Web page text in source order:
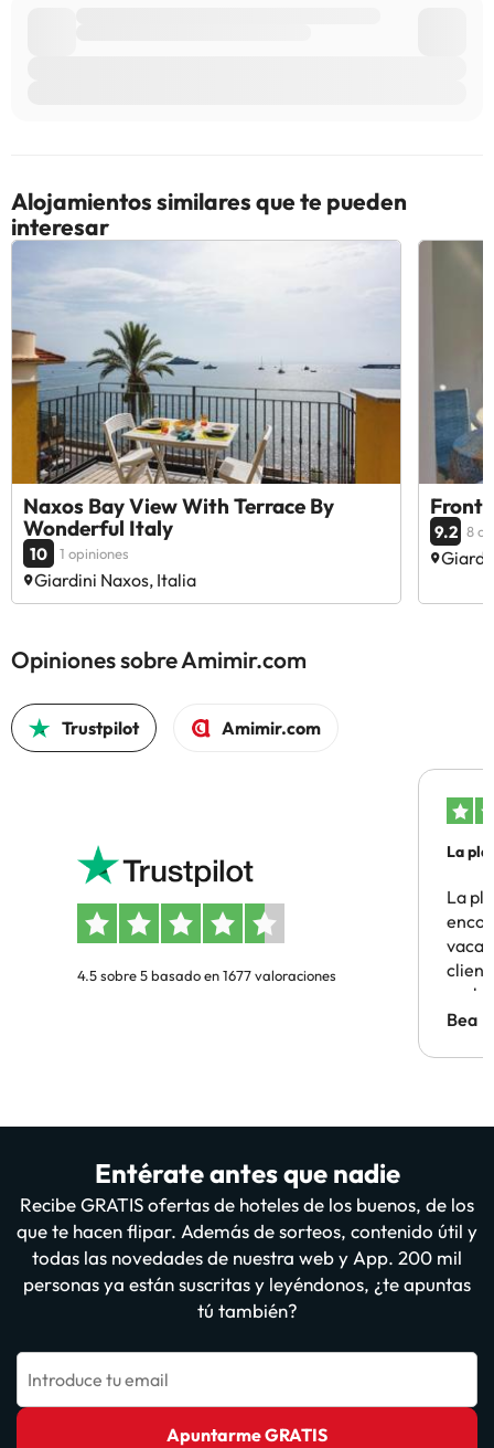
Alojamientos similares que te pueden
interesar
Naxos Bay View With Terrace By
Wonderful Italy
10 1 opiniones
Giardini Naxos, Italia
9.2 8
Opiniones sobre Amimir.com
Trustpilot Amimir.com
4.5 sobre 5 basado en 1677 valoraciones
La
La
Bea
Entérate antes que nadie
Recibe GRATIS ofertas de hoteles de los buenos, de los
que te hacen flipar. Además de sorteos, contenido útil y
todas las novedades de nuestra web y App. 200 mil
personas ya están suscritas y leyéndonos, ¿te apuntas
tú también?
Introduce tu email
Apuntarme GRATIS